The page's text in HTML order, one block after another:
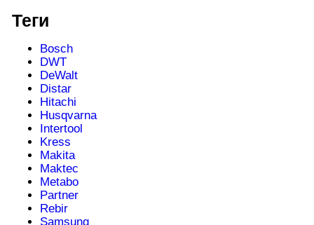
Теги
Bosch
DWT
DeWalt
Distar
Hitachi
Husqvarna
Intertool
Kress
Makita
Maktec
Metabo
Partner
Rebir
Samsung